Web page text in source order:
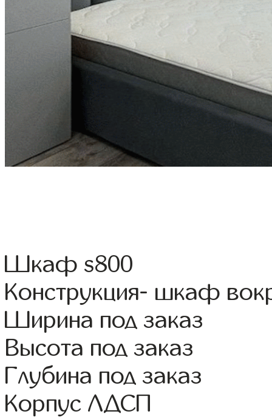
Шкаф s800
Конструкция- шкаф
Ширина под заказ
Высота под заказ
Глубина под заказ
Корпус ЛДСП